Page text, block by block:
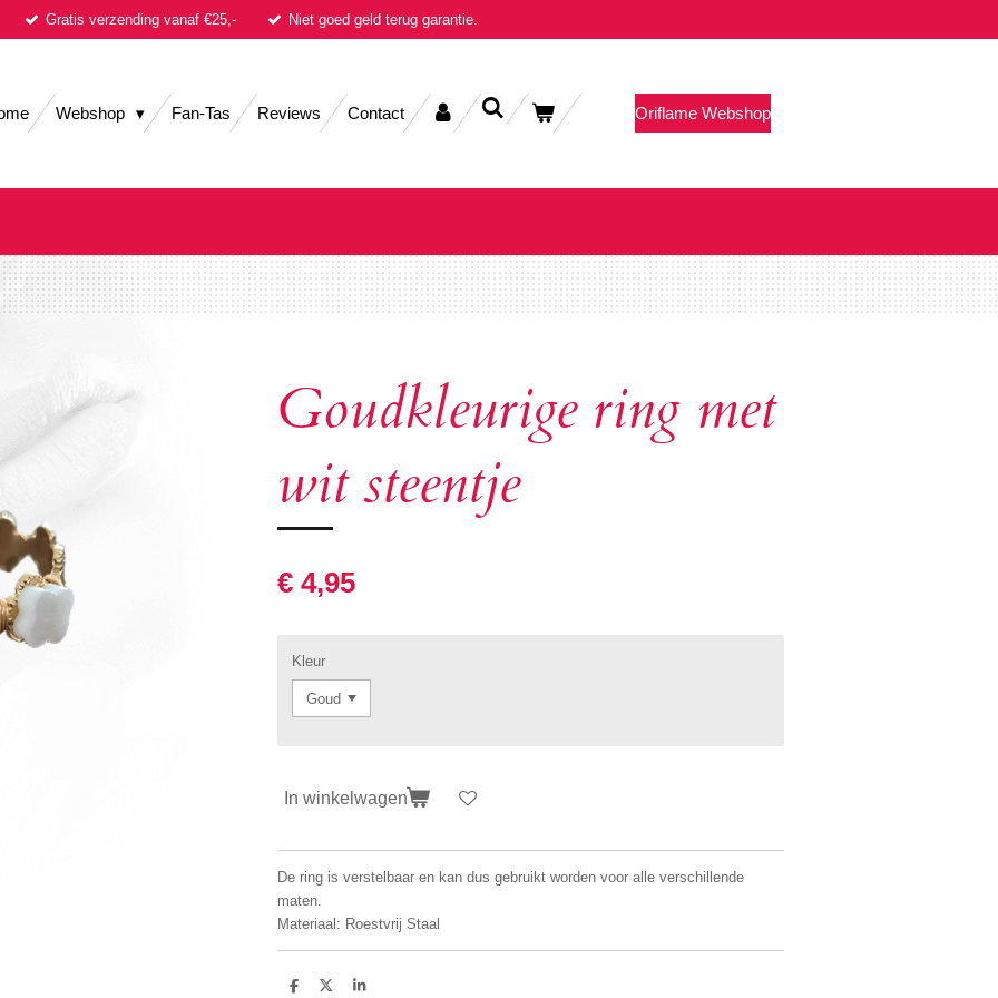
Gratis verzending vanaf €25,- Niet goed geld terug garantie.
Webshop Fan-Tas Reviews Contact Oriflame Webshop
Goudkleurige ring met
wit steentje
€ 4,95
Kleur
In winkelwagen
De ring is verstelbaar en kan dus gebruikt worden voor alle verschillende
maten.
Materiaal: Roestvrij Staal
D D S